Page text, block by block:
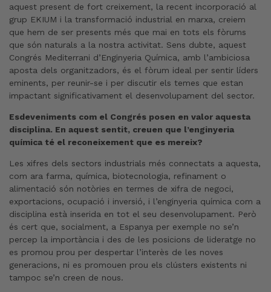
aquest present de fort creixement, la recent incorporació al
grup EKIUM i la transformació industrial en marxa, creiem
que hem de ser presents més que mai en tots els fòrums
que són naturals a la nostra activitat. Sens dubte, aquest
Congrés Mediterrani d’Enginyeria Química, amb l’ambiciosa
aposta dels organitzadors, és el fòrum ideal per sentir líders
eminents, per reunir-se i per discutir els temes que estan
impactant significativament el desenvolupament del sector.
Esdeveniments com el Congrés posen en valor aquesta
disciplina. En aquest sentit, creuen que l’enginyeria
química té el reconeixement que es mereix?
Les xifres dels sectors industrials més connectats a aquesta,
com ara farma, química, biotecnologia, refinament o
alimentació són notòries en termes de xifra de negoci,
exportacions, ocupació i inversió, i l’enginyeria química com a
disciplina està inserida en tot el seu desenvolupament. Però
és cert que, socialment, a Espanya per exemple no se’n
percep la importància i des de les posicions de lideratge no
es promou prou per despertar l’interès de les noves
generacions, ni es promouen prou els clústers existents ni
tampoc se’n creen de nous.